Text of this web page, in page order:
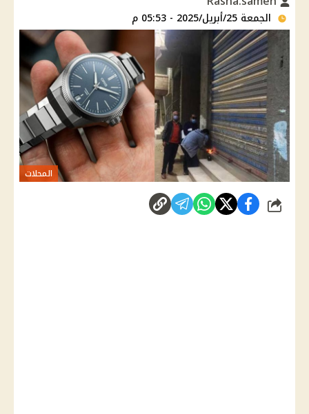
الجمعة 25/أبريل/2025 - 05:53 م
المحلات
شارك